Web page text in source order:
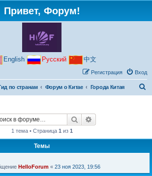
Привет, Форум!
English Русский 中文
Вход
Регистрация
по странам Форум о Китае Города Китая
Поиск
1 тема • Страница 1 из 1
Темы
HelloForum « 23 ноя 2023, 19:56